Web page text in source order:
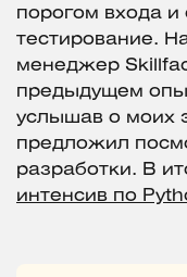
порогом входа
тестирование.
менеджер
предыдущем
услышав о моих
предложил
разработки. В
интенсив по